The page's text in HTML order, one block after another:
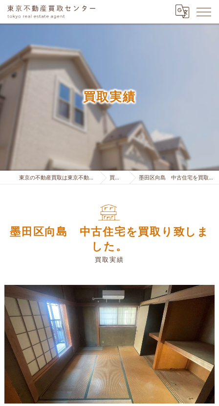
買取実績
東京の不動産買取は東京不動産買取センター 買取実績 墨田区向島 中古住宅を買取り致しました。
買取実績
墨田区向島 中古住宅を買取り致しま
した。